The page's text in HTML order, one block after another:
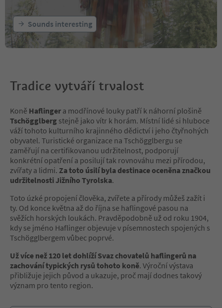
Sounds interesting
Tradice vytváří trvalost
Koně Haflinger a modřínové louky patří k náhorní plošině
Tschögglberg stejně jako vítr k horám. Místní lidé si hluboce
váží tohoto kulturního krajinného dědictví i jeho čtyřnohých
obyvatel. Turistické organizace na Tschögglbergu se
zaměřují na certifikovanou udržitelnost, podporují
konkrétní opatření a posilují tak rovnováhu mezi přírodou,
zvířaty a lidmi. Za toto úsilí byla destinace oceněna značkou
udržitelnosti Jižního Tyrolska.
Toto úzké propojení člověka, zvířete a přírody můžeš zažít i
ty. Od konce května až do října se haflingové pasou na
svěžích horských loukách. Pravděpodobně už od roku 1904,
kdy se jméno Haflinger objevuje v písemnostech spojených s
Tschögglbergem vůbec poprvé.
Už více než 120 let dohlíží Svaz chovatelů haflingerů na
zachování typických rysů tohoto koně. Výroční výstava
přibližuje jejich původ a ukazuje, proč mají dodnes takový
význam pro tento region.